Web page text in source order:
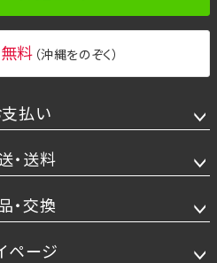
料 （沖縄をのぞく）
支払い
・送料
・交換
ページ